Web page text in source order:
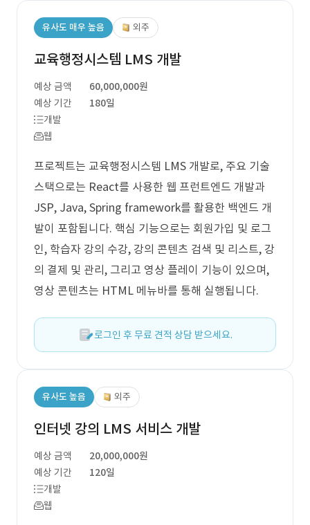
유사도 매우 높음 외주
교육행정시스템 LMS 개발
예상 금액
60,000,000원
예상 기간
180일
개발
웹
프로젝트는 교육행정시스템 LMS 개발로, 주요 기술
스택으로는 React를 사용한 웹 프런트엔드 개발과
JSP, Java, Spring framework를 활용한 백엔드 개
발이 포함됩니다. 핵심 기능으로는 회원가입 및 로그
인, 학습자 강의 수강, 강의 콘텐츠 검색 및 리스트, 강
의 결제 및 관리, 그리고 영상 플레이 기능이 있으며,
영상 콘텐츠는 HTML 메뉴바를 통해 실행됩니다.
로그인 후 무료 견적 상담 받으세요.
유사도 높음 외주
인터넷 강의 LMS 서비스 개발
예상 금액
20,000,000원
예상 기간
120일
개발
웹